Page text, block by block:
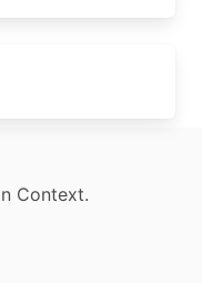
Context.